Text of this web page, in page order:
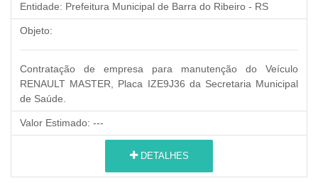
Entidade: Prefeitura Municipal de Barra do Ribeiro - RS
Objeto:
Contratação de empresa para manutenção do Veículo
RENAULT MASTER, Placa IZE9J36 da Secretaria Municipal
de Saúde.
Valor Estimado: ---
DETALHES